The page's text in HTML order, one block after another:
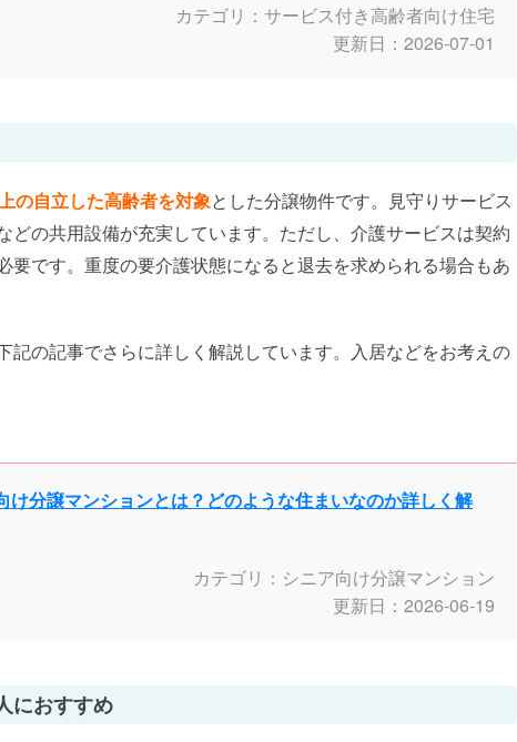
カテゴリ：サービス付き高齢者向け住宅
更新日：2026-07-01
の自立した高齢者を対象とした分譲物件です。見守りサービス
どの共用設備が充実しています。ただし、介護サービスは契約
要です。重度の要介護状態になると退去を求められる場合もあ
記の記事でさらに詳しく解説しています。入居などをお考えの
け分譲マンションとは？どのような住まいなのか詳しく解
カテゴリ：シニア向け分譲マンション
更新日：2026-06-19
におすすめ